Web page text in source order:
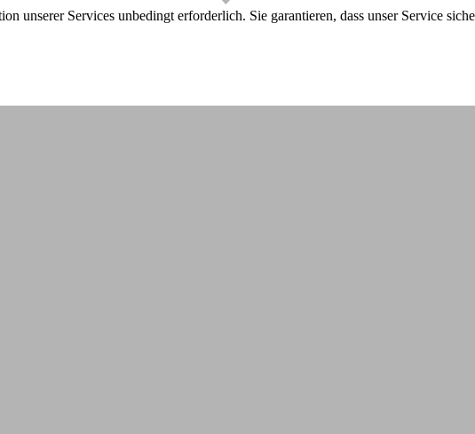
unserer Services unbedingt erforderlich. Sie garantieren, dass unser Service